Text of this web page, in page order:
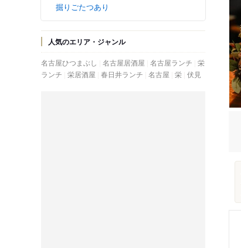
掘りごたつあり
人気のエリア・ジャンル
名古屋ひつまぶし 名古屋居酒屋 名古屋ランチ 栄
ランチ 栄居酒屋 春日井ランチ 名古屋 栄 伏見